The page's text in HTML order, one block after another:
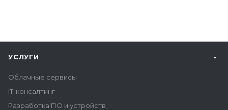
УСЛУГИ
Облачные сервисы
IT-консалтинг
Разработка ПО и устройств